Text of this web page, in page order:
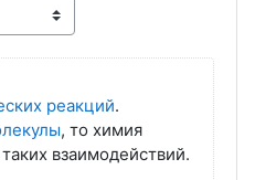
реакций.
, то химия
взаимодействий.